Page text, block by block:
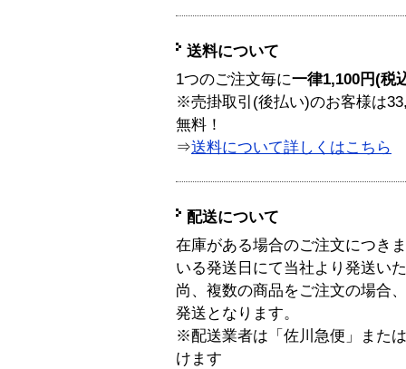
送料について
1つのご注文毎に一律1,100円(税
※売掛取引(後払い)のお客様は
無料！
⇒送料について詳しくはこちら
配送について
在庫がある場合のご注文につき
いる発送日にて当社より発送い
尚、複数の商品をご注文の場合
発送となります。
※配送業者は「佐川急便」また
けます